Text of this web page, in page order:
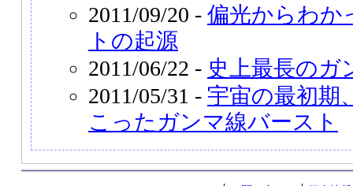
2011/09/20 - 偏光からわか
トの起源
2011/06/22 - 史上最長のガ
2011/05/31 - 宇宙の最初期
こったガンマ線バースト